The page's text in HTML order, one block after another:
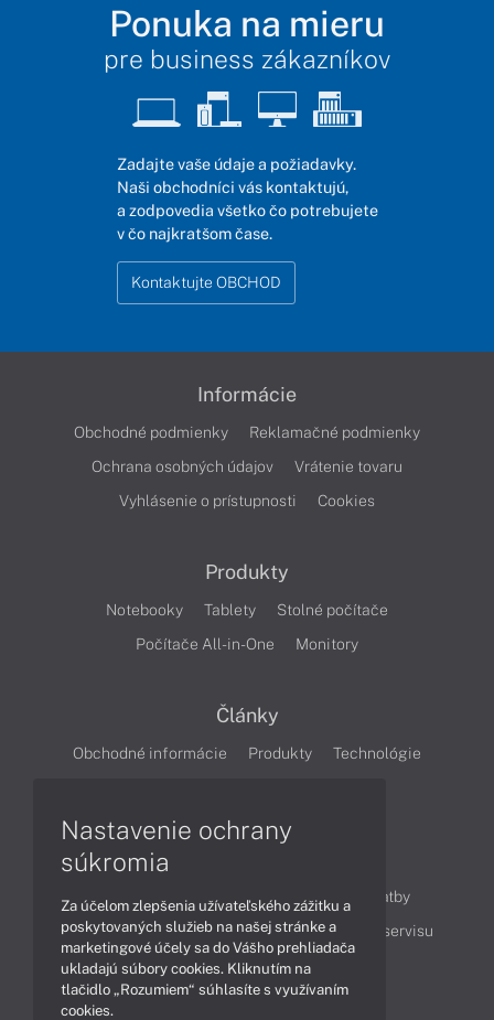
Ponuka na mieru
pre business zákazníkov
Zadajte vaše údaje a požiadavky.
Naši obchodníci vás kontaktujú,
a zodpovedia všetko čo potrebujete
v čo najkratšom čase.
Kontaktujte OBCHOD
Informácie
Obchodné podmienky
Reklamačné podmienky
Ochrana osobných údajov
Vrátenie tovaru
Vyhlásenie o prístupnosti
Cookies
Produkty
Notebooky Tablety
Stolné počítače
Počítače All-in-One
Monitory
Články
Obchodné informácie Produkty
Technológie
Ako nakupovať
Možnosti doručenia a platby
Podpora a servis
Servisné služby Cenník servisu
Kontakty
Nastavenie ochrany
súkromia
Za účelom zlepšenia užívateľského zážitku a
poskytovaných služieb na našej stránke a
marketingové účely sa do Vášho prehliadača
ukladajú súbory cookies. Kliknutím na
tlačidlo „Rozumiem“ súhlasíte s využívaním
cookies.